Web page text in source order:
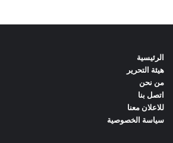
الرئيسية
هيئة التحرير
من نحن
اتصل بنا
للاعلان معنا
سياسة الخصوصية